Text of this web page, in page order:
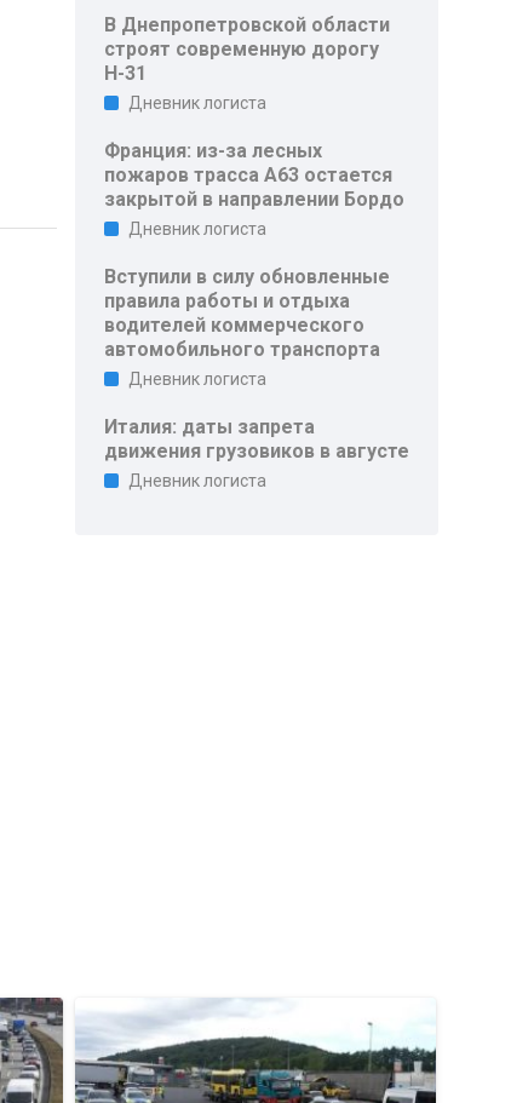
В Днепропетровской области
строят современную дорогу
Н-31
Дневник логиста
Франция: из-за лесных
пожаров трасса A63 остается
закрытой в направлении Бордо
Дневник логиста
Вступили в силу обновленные
правила работы и отдыха
водителей коммерческого
автомобильного транспорта
Дневник логиста
Италия: даты запрета
движения грузовиков в августе
Дневник логиста